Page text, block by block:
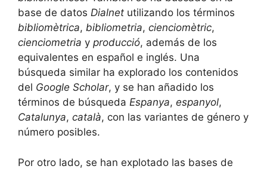
base de datos Dialnet utilizando los términos
bibliomètrica, bibliometria, cienciomètric,
cienciometria y producció, además de los
equivalentes en español e inglés. Una
búsqueda similar ha explorado los contenidos
del Google Scholar, y se han añadido los
términos de búsqueda Espanya, espanyol,
Catalunya, català, con las variantes de género y
número posibles.
Por otro lado, se han explotado las bases de